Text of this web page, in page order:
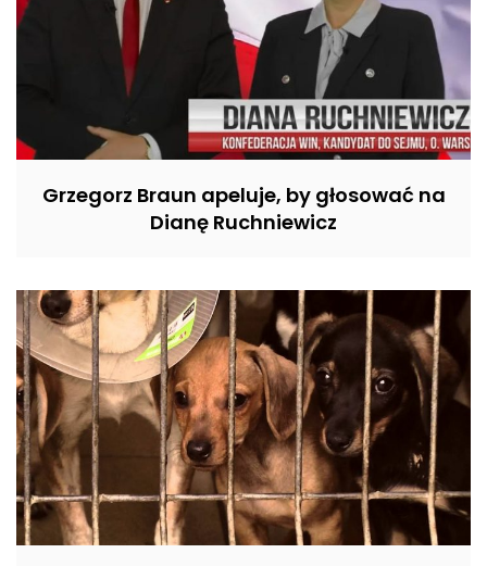
Grzegorz Braun apeluje, by głosować na
Dianę Ruchniewicz